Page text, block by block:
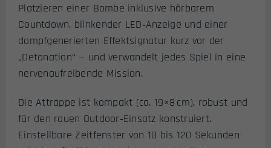
Platzieren einer Bombe inklusive hörbarem
Countdown, blinkender LED‑Anzeige und einer
dampfgenerierten Effektsignatur kurz vor der
„Detonation“ — und verwandelt jedes Spiel in eine
nervenaufreibende Mission.
Die Attrappe ist kompakt (ca. 19×8 cm), robust und
für den rauen Outdoor‑Einsatz konstruiert.
Einstellbare Zeitfenster von 10 bis 120 Sekunden